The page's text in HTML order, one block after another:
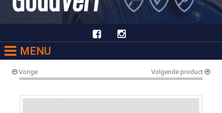
MENU
Vorige Volgende product